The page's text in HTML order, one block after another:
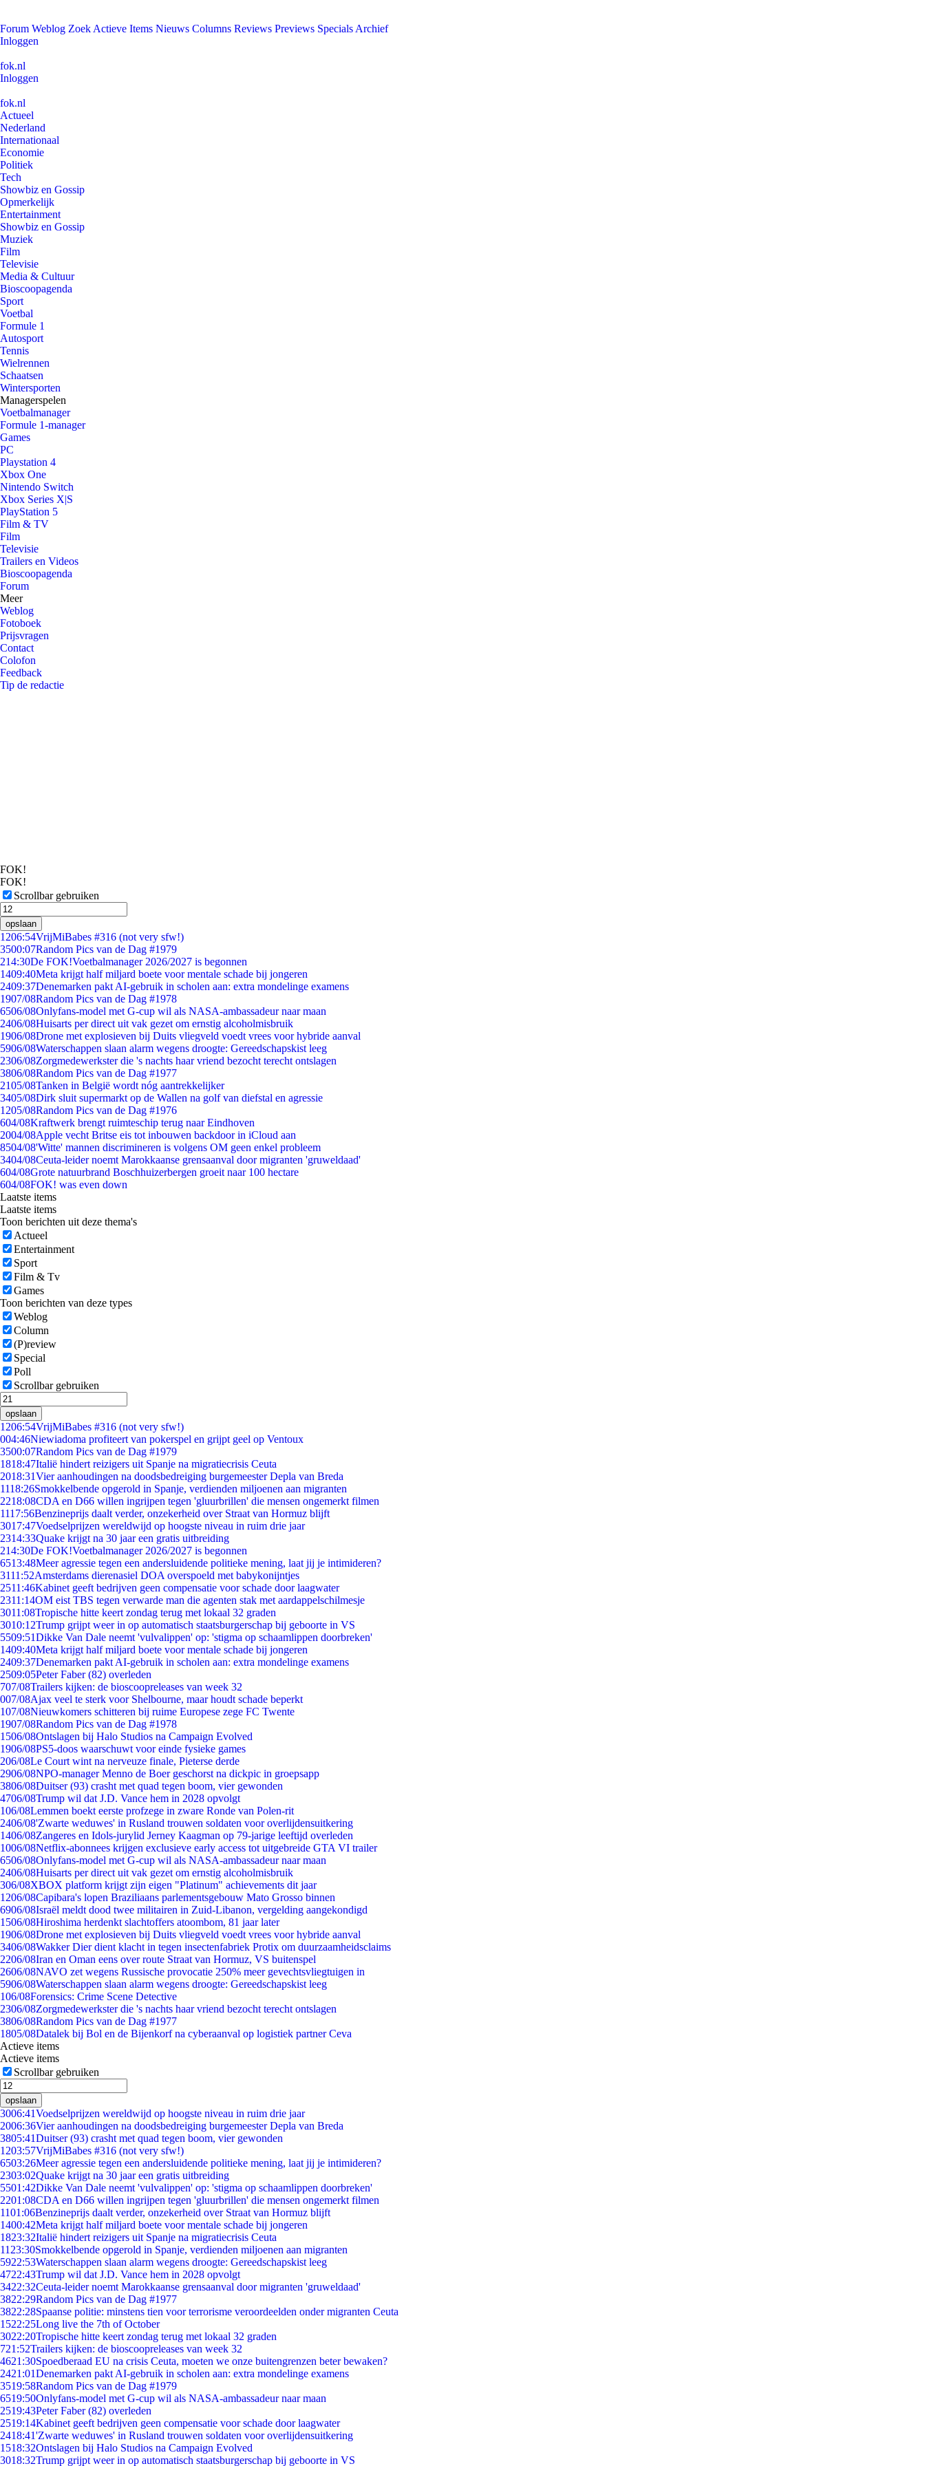
Forum Weblog Zoek Actieve Items Nieuws Columns Reviews Previews Specials Archief
Inloggen
fok.nl
Inloggen
fok.nl
Actueel
Nederland
Internationaal
Economie
Politiek
Tech
Showbiz en Gossip
Opmerkelijk
Entertainment
Showbiz en Gossip
Muziek
Film
Televisie
Media & Cultuur
Bioscoopagenda
Sport
Voetbal
Formule 1
Autosport
Tennis
Wielrennen
Schaatsen
Wintersporten
Managerspelen
Voetbalmanager
Formule 1-manager
Games
PC
Playstation 4
Xbox One
Nintendo Switch
Xbox Series X|S
PlayStation 5
Film & TV
Film
Televisie
Trailers en Videos
Bioscoopagenda
Forum
Meer
Weblog
Fotoboek
Prijsvragen
Contact
Colofon
Feedback
Tip de redactie
FOK!
FOK!
Scrollbar gebruiken
opslaan
1206:54VrijMiBabes #316 (not very sfw!)
3500:07Random Pics van de Dag #1979
214:30De FOK!Voetbalmanager 2026/2027 is begonnen
1409:40Meta krijgt half miljard boete voor mentale schade bij jongeren
2409:37Denemarken pakt AI-gebruik in scholen aan: extra mondelinge examens
1907/08Random Pics van de Dag #1978
6506/08Onlyfans-model met G-cup wil als NASA-ambassadeur naar maan
2406/08Huisarts per direct uit vak gezet om ernstig alcoholmisbruik
1906/08Drone met explosieven bij Duits vliegveld voedt vrees voor hybride aanval
5906/08Waterschappen slaan alarm wegens droogte: Gereedschapskist leeg
2306/08Zorgmedewerkster die 's nachts haar vriend bezocht terecht ontslagen
3806/08Random Pics van de Dag #1977
2105/08Tanken in België wordt nóg aantrekkelijker
3405/08Dirk sluit supermarkt op de Wallen na golf van diefstal en agressie
1205/08Random Pics van de Dag #1976
604/08Kraftwerk brengt ruimteschip terug naar Eindhoven
2004/08Apple vecht Britse eis tot inbouwen backdoor in iCloud aan
8504/08'Witte' mannen discrimineren is volgens OM geen enkel probleem
3404/08Ceuta-leider noemt Marokkaanse grensaanval door migranten 'gruweldaad'
604/08Grote natuurbrand Boschhuizerbergen groeit naar 100 hectare
604/08FOK! was even down
Laatste items
Laatste items
Toon berichten uit deze thema's
Actueel
Entertainment
Sport
Film & Tv
Games
Toon berichten van deze types
Weblog
Column
(P)review
Special
Poll
Scrollbar gebruiken
opslaan
1206:54VrijMiBabes #316 (not very sfw!)
004:46Niewiadoma profiteert van pokerspel en grijpt geel op Ventoux
3500:07Random Pics van de Dag #1979
1818:47Italië hindert reizigers uit Spanje na migratiecrisis Ceuta
2018:31Vier aanhoudingen na doodsbedreiging burgemeester Depla van Breda
1118:26Smokkelbende opgerold in Spanje, verdienden miljoenen aan migranten
2218:08CDA en D66 willen ingrijpen tegen 'gluurbrillen' die mensen ongemerkt filmen
1117:56Benzineprijs daalt verder, onzekerheid over Straat van Hormuz blijft
3017:47Voedselprijzen wereldwijd op hoogste niveau in ruim drie jaar
2314:33Quake krijgt na 30 jaar een gratis uitbreiding
214:30De FOK!Voetbalmanager 2026/2027 is begonnen
6513:48Meer agressie tegen een andersluidende politieke mening, laat jij je intimideren?
3111:52Amsterdams dierenasiel DOA overspoeld met babykonijntjes
2511:46Kabinet geeft bedrijven geen compensatie voor schade door laagwater
2311:14OM eist TBS tegen verwarde man die agenten stak met aardappelschilmesje
3011:08Tropische hitte keert zondag terug met lokaal 32 graden
3010:12Trump grijpt weer in op automatisch staatsburgerschap bij geboorte in VS
5509:51Dikke Van Dale neemt 'vulvalippen' op: 'stigma op schaamlippen doorbreken'
1409:40Meta krijgt half miljard boete voor mentale schade bij jongeren
2409:37Denemarken pakt AI-gebruik in scholen aan: extra mondelinge examens
2509:05Peter Faber (82) overleden
707/08Trailers kijken: de bioscoopreleases van week 32
007/08Ajax veel te sterk voor Shelbourne, maar houdt schade beperkt
107/08Nieuwkomers schitteren bij ruime Europese zege FC Twente
1907/08Random Pics van de Dag #1978
1506/08Ontslagen bij Halo Studios na Campaign Evolved
1906/08PS5-doos waarschuwt voor einde fysieke games
206/08Le Court wint na nerveuze finale, Pieterse derde
2906/08NPO-manager Menno de Boer geschorst na dickpic in groepsapp
3806/08Duitser (93) crasht met quad tegen boom, vier gewonden
4706/08Trump wil dat J.D. Vance hem in 2028 opvolgt
106/08Lemmen boekt eerste profzege in zware Ronde van Polen-rit
2406/08'Zwarte weduwes' in Rusland trouwen soldaten voor overlijdensuitkering
1406/08Zangeres en Idols-jurylid Jerney Kaagman op 79-jarige leeftijd overleden
1006/08Netflix-abonnees krijgen exclusieve early access tot uitgebreide GTA VI trailer
6506/08Onlyfans-model met G-cup wil als NASA-ambassadeur naar maan
2406/08Huisarts per direct uit vak gezet om ernstig alcoholmisbruik
306/08XBOX platform krijgt zijn eigen "Platinum" achievements dit jaar
1206/08Capibara's lopen Braziliaans parlementsgebouw Mato Grosso binnen
6906/08Israël meldt dood twee militairen in Zuid-Libanon, vergelding aangekondigd
1506/08Hiroshima herdenkt slachtoffers atoombom, 81 jaar later
1906/08Drone met explosieven bij Duits vliegveld voedt vrees voor hybride aanval
3406/08Wakker Dier dient klacht in tegen insectenfabriek Protix om duurzaamheidsclaims
2206/08Iran en Oman eens over route Straat van Hormuz, VS buitenspel
2606/08NAVO zet wegens Russische provocatie 250% meer gevechtsvliegtuigen in
5906/08Waterschappen slaan alarm wegens droogte: Gereedschapskist leeg
106/08Forensics: Crime Scene Detective
2306/08Zorgmedewerkster die 's nachts haar vriend bezocht terecht ontslagen
3806/08Random Pics van de Dag #1977
1805/08Datalek bij Bol en de Bijenkorf na cyberaanval op logistiek partner Ceva
Actieve items
Actieve items
Scrollbar gebruiken
opslaan
3006:41Voedselprijzen wereldwijd op hoogste niveau in ruim drie jaar
2006:36Vier aanhoudingen na doodsbedreiging burgemeester Depla van Breda
3805:41Duitser (93) crasht met quad tegen boom, vier gewonden
1203:57VrijMiBabes #316 (not very sfw!)
6503:26Meer agressie tegen een andersluidende politieke mening, laat jij je intimideren?
2303:02Quake krijgt na 30 jaar een gratis uitbreiding
5501:42Dikke Van Dale neemt 'vulvalippen' op: 'stigma op schaamlippen doorbreken'
2201:08CDA en D66 willen ingrijpen tegen 'gluurbrillen' die mensen ongemerkt filmen
1101:06Benzineprijs daalt verder, onzekerheid over Straat van Hormuz blijft
1400:42Meta krijgt half miljard boete voor mentale schade bij jongeren
1823:32Italië hindert reizigers uit Spanje na migratiecrisis Ceuta
11 23:30Smokkelbende opgerold in Spanje, verdienden miljoenen aan migranten
5922:53Waterschappen slaan alarm wegens droogte: Gereedschapskist leeg
4722:43Trump wil dat J.D. Vance hem in 2028 opvolgt
3422:32Ceuta-leider noemt Marokkaanse grensaanval door migranten 'gruweldaad'
3822:29Random Pics van de Dag #1977
3822:28Spaanse politie: minstens tien voor terrorisme veroordeelden onder migranten Ceuta
1522:25Long live the 7th of October
3022:20Tropische hitte keert zondag terug met lokaal 32 graden
721:52Trailers kijken: de bioscoopreleases van week 32
4621:30Spoedberaad EU na crisis Ceuta, moeten we onze buitengrenzen beter bewaken?
2421:01Denemarken pakt AI-gebruik in scholen aan: extra mondelinge examens
3519:58Random Pics van de Dag #1979
6519:50Onlyfans-model met G-cup wil als NASA-ambassadeur naar maan
2519:43Peter Faber (82) overleden
2519:14Kabinet geeft bedrijven geen compensatie voor schade door laagwater
2418:41'Zwarte weduwes' in Rusland trouwen soldaten voor overlijdensuitkering
1518:32Ontslagen bij Halo Studios na Campaign Evolved
3018:32Trump grijpt weer in op automatisch staatsburgerschap bij geboorte in VS